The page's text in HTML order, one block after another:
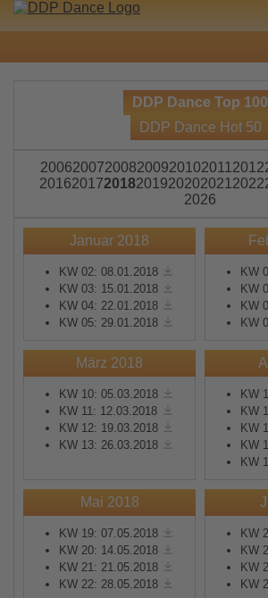
DDP Dance Top 100
DDP Dance Hot 50
200620072008200920102011 2012
201620172018201920202021 2022
2026
Januar 2018
KW 02: 08.01.2018
KW 03: 15.01.2018
KW 04: 22.01.2018
KW 05: 29.01.2018
KW
KW
KW
KW
März 2018
KW 10: 05.03.2018
KW 11: 12.03.2018
KW 12: 19.03.2018
KW 13: 26.03.2018
KW
KW
KW
KW
KW
Mai 2018
KW 19: 07.05.2018
KW 20: 14.05.2018
KW 21: 21.05.2018
KW 22: 28.05.2018
KW
KW
KW
KW